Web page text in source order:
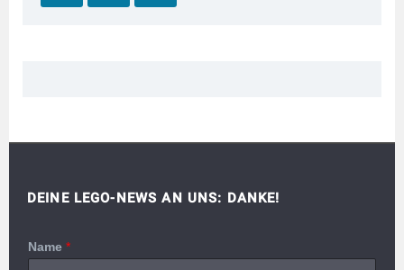
DEINE LEGO-NEWS AN UNS: DANKE!
Name *